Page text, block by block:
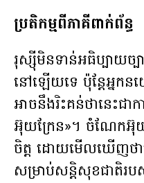
ប្រតិកម្មពីភាគីពាក់ព័ន្ធ
រុស្ស៊ីមិនទាន់អធិប្បាយច្
នៅឡើយទេ ប៉ុន្តែអ្នក
អាចនឹងរិះគន់ថានេះជ
អ៊ុយក្រែន»។ ចំណែកអ៊ុយ
ចិត្ត ដោយមើលឃើញថា
សម្រាប់សន្តិសុខជាតិរប